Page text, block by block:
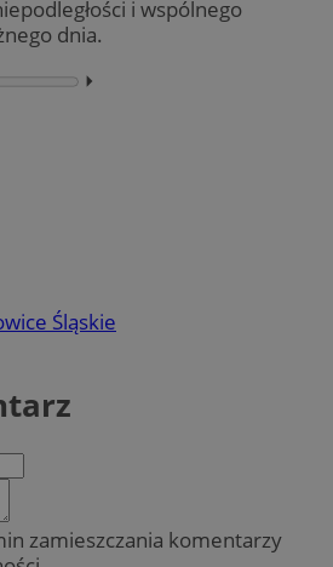
i wspólnego
dnia.
⏵︎
Śląskie
zamieszczania komentarzy